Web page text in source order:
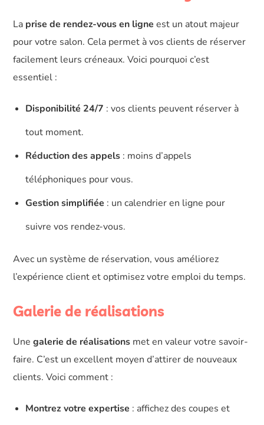
La prise de rendez-vous en ligne est un atout majeur
pour votre salon. Cela permet à vos clients de réserver
facilement leurs créneaux. Voici pourquoi c’est
essentiel :
Disponibilité 24/7 : vos clients peuvent réserver à
tout moment.
Réduction des appels : moins d’appels
téléphoniques pour vous.
Gestion simplifiée : un calendrier en ligne pour
suivre vos rendez-vous.
Avec un système de réservation, vous améliorez
l’expérience client et optimisez votre emploi du temps.
Galerie de réalisations
Unegalerie de réalisations met en valeur votre savoir-
faire. C’est un excellent moyen d’attirer de nouveaux
clients. Voici comment :
Montrez votre expertise : affichez des coupes et